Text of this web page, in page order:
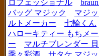
ロフェッショナル
バッグ マジック
マジ
ルトメーカー
七輪くん
ハローキティー もちメ
ー
マルチブレンダー
季々彩酒
サタケ マジ